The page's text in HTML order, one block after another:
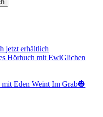
jetzt erhältlich
Hörbuch mit EwiGlichen
Eden Weint Im Grab🎃